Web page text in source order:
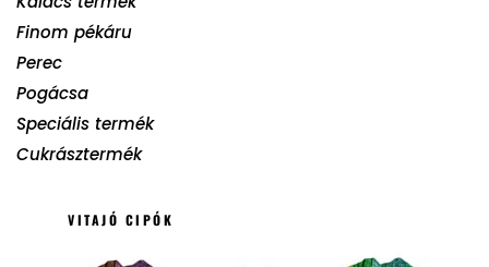
Finom pékáru
Perec
Pogácsa
Speciális termék
Cukrásztermék
VITAJÓ CIPÓK